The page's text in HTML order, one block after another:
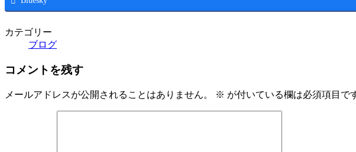
カテゴリー
ブログ
コメントを残す
メールアドレスが公開されることはありません。 ※ が付いている欄は必須項目で